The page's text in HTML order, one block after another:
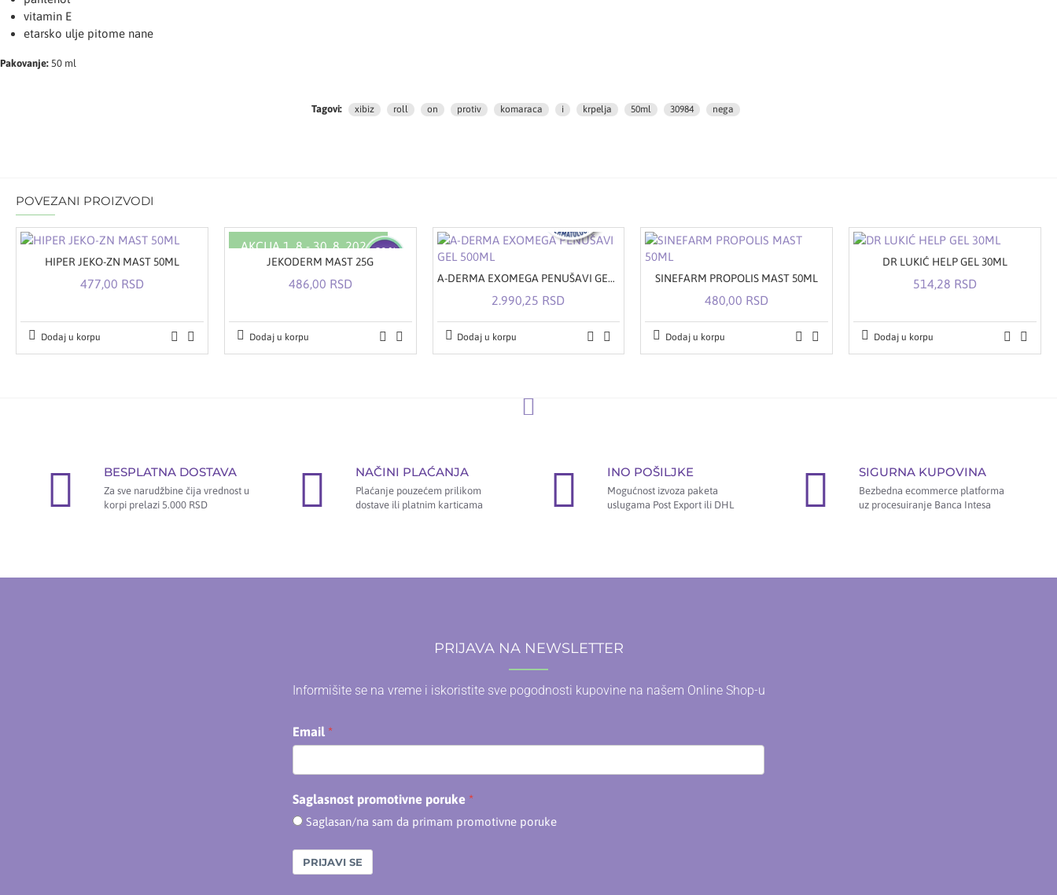
vitamin E
etarsko ulje pitome nane
Pakovanje: 50 ml
Tagovi: xibiz roll on protiv komaraca i krpelja 50ml 30984 nega
POVEZANI PROIZVODI
HIPER JEKO-ZN MAST 50ML
477,00 RSD
Dodaj u korpu
AKCIJA 1. 8 - 30. 8. 2026.-20 %
JEKODERM MAST 25G
486,00 RSD
Dodaj u korpu
A-DERMA EXOMEGA PENUŠAVI GEL 500ML
2.990,25 RSD
Dodaj u korpu
SINEFARM PROPOLIS MAST 50ML
480,00 RSD
Dodaj u korpu
DR LUKIĆ HELP GEL 30ML
514,28 RSD
Dodaj u korpu
BESPLATNA DOSTAVA
Za sve narudžbine čija vrednost u
korpi prelazi 5.000 RSD
NAČINI PLAĆANJA
Plaćanje pouzećem prilikom
dostave ili platnim karticama
INO POŠILJKE
Mogućnost izvoza paketa
uslugama Post Export ili DHL
SIGURNA KUPOVINA
Bezbedna ecommerce platforma
uz procesuiranje Banca Intesa
PRIJAVA NA NEWSLETTER
Informišite se na vreme i iskoristite sve pogodnosti kupovine na našem Online Shop-u
Email
Saglasnost promotivne poruke
Saglasan/na sam da primam promotivne poruke
PRIJAVI SE